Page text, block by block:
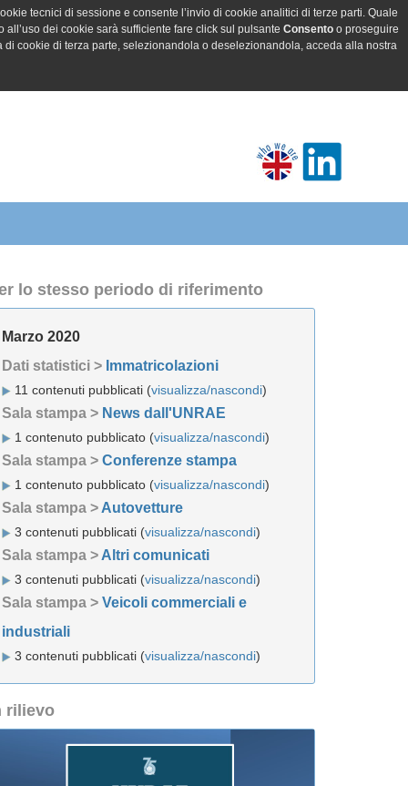
tecnici di sessione e consente l’invio di cookie analitici di terze parti. Quale
dei cookie sarà sufficiente fare click sul pulsante Consentoo proseguire
cookie di terza parte, selezionandola o deselezionandola, acceda alla nostra
lo stesso periodo di riferimento
Marzo 2020
Dati statistici > Immatricolazioni
11 contenuti pubblicati (visualizza/nascondi)
Sala stampa > News dall'UNRAE
1 contenuto pubblicato (visualizza/nascondi)
Sala stampa > Conferenze stampa
1 contenuto pubblicato (visualizza/nascondi)
Sala stampa > Autovetture
3 contenuti pubblicati (visualizza/nascondi)
Sala stampa > Altri comunicati
3 contenuti pubblicati (visualizza/nascondi)
Sala stampa > Veicoli commerciali e
industriali
3 contenuti pubblicati (visualizza/nascondi)
rilievo